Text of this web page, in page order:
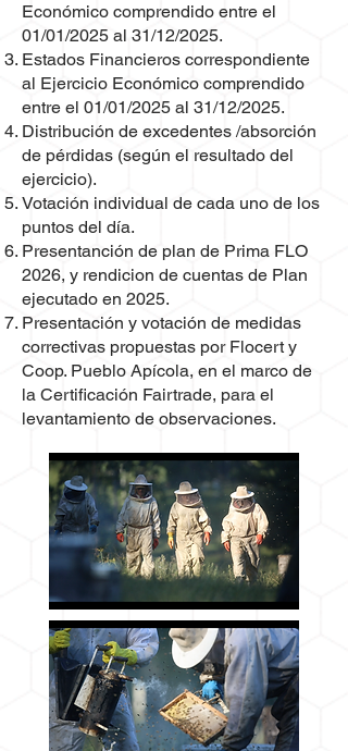
Económico comprendido entre el
01/01/2025 al 31/12/2025.
Estados Financieros correspondiente
al Ejercicio Económico comprendido
entre el 01/01/2025 al 31/12/2025.
Distribución de excedentes /absorción
de pérdidas (según el resultado del
ejercicio).
Votación individual de cada uno de los
puntos del día.
Presentanción de plan de Prima FLO
2026, y rendicion de cuentas de Plan
ejecutado en 2025.
Presentación y votación de medidas
correctivas propuestas por Flocert y
Coop. Pueblo Apícola, en el marco de
la Certificación Fairtrade, para el
levantamiento de observaciones.